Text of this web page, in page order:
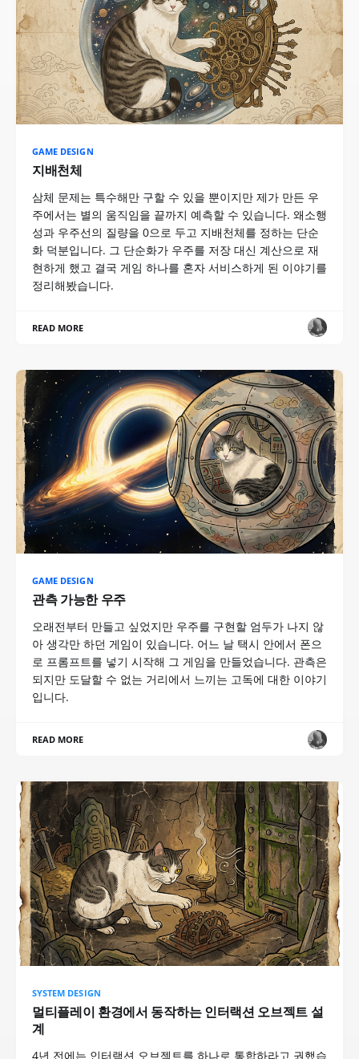
GAME DESIGN
지배천체
삼체 문제는 특수해만 구할 수 있을 뿐이지만 제가 만든 우
주에서는 별의 움직임을 끝까지 예측할 수 있습니다. 왜소행
성과 우주선의 질량을 0으로 두고 지배천체를 정하는 단순
화 덕분입니다. 그 단순화가 우주를 저장 대신 계산으로 재
현하게 했고 결국 게임 하나를 혼자 서비스하게 된 이야기를
정리해봤습니다.
READ MORE
GAME DESIGN
관측 가능한 우주
오래전부터 만들고 싶었지만 우주를 구현할 엄두가 나지 않
아 생각만 하던 게임이 있습니다. 어느 날 택시 안에서 폰으
로 프롬프트를 넣기 시작해 그 게임을 만들었습니다. 관측은
되지만 도달할 수 없는 거리에서 느끼는 고독에 대한 이야기
입니다.
READ MORE
SYSTEM DESIGN
멀티플레이 환경에서 동작하는 인터랙션 오브젝트 설
계
4년 전에는 인터랙션 오브젝트를 하나로 통합하라고 권했습